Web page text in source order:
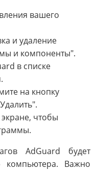
вашего
и удаление
и компоненты".
в списке
на кнопку
чтобы
AdGuard будет
компьютера. Важно